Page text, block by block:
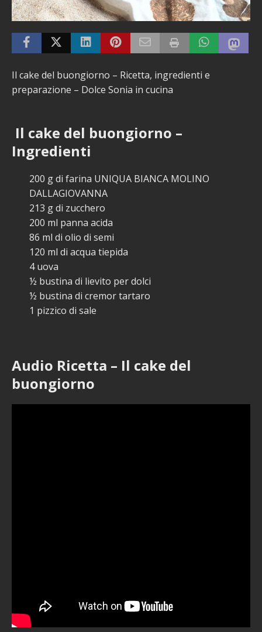
Il cake del buongiorno – Ricetta, ingredienti e
preparazione – Dolce Sonia in cucina
Il cake del buongiorno –
Ingredienti
200 g di farina UNIQUA BIANCA MOLINO
DALLAGIOVANNA
213 g di zucchero
200 ml panna acida
86 ml di olio di semi
120 ml di acqua tiepida
4 uova
½ bustina di lievito per dolci
½ bustina di cremor tartaro
1 pizzico di sale
Audio Ricetta – Il cake del
buongiorno